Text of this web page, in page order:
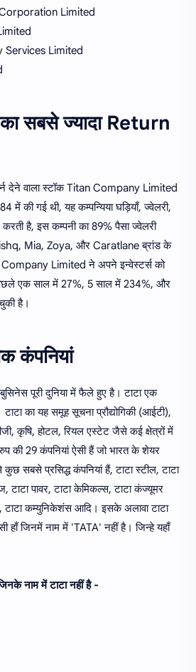
Limited
Services Limited
सबसे ज्यादा Return
देने वाला स्टॉक Titan Company Limited
की गई थी, यह कम्पन्यिया घड़ियाँ, ज्वेलरी,
है, इस कम्पनी का 89% पैसा ज्वेलरी
Mia, Zoya, और Caratlane ब्रांड के
Company Limited ने अपने इन्वेस्टर्स को
पिछले एक साल में 27%, 5 साल में 234%, और
है।
कंपनियां
पूरी दुनिया में फैले हुए है। टाटा एक
का यह समूह सूचना प्रौद्योगिकी (आईटी),
कृषि, होटल, रियल एस्टेट जैसे कई क्षेत्रों में
की 29 कंपनियां ऐसी हैं जो भारत के शेयर
सबसे प्रसिद्ध कंपनियां हैं, टाटा स्टील, टाटा
टाटा पावर, टाटा केमिकल्स, टाटा कंज्यूमर
टाटा कम्युनिकेशंस आदि। इसके अलावा टाटा
हाँ जिनमें नाम में 'TATA' नहीं है। जिन्हे यहाँ
नाम में टाटा नहीं है -